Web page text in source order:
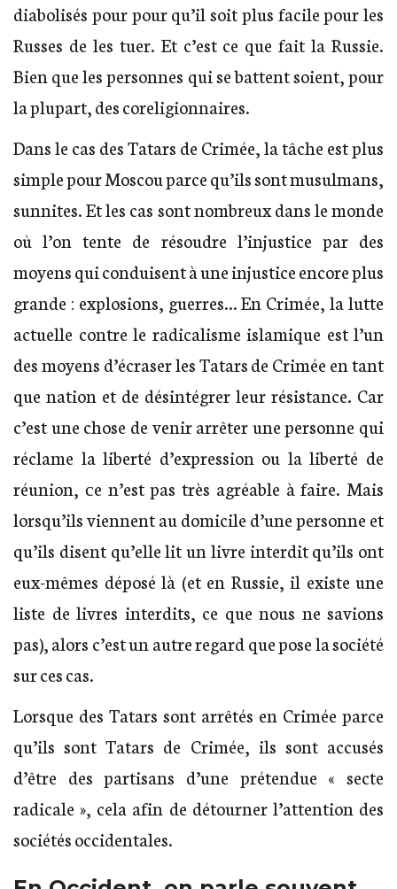
diabolisés pour pour qu’il soit plus facile pour les
Russes de les tuer. Et c’est ce que fait la Russie.
Bien que les personnes qui se battent soient, pour
la plupart, des coreligionnaires.
Dans le cas des Tatars de Crimée, la tâche est plus
simple pour Moscou parce qu’ils sont musulmans,
sunnites. Et les cas sont nombreux dans le monde
où l’on tente de résoudre l’injustice par des
moyens qui conduisent à une injustice encore plus
grande : explosions, guerres… En Crimée, la lutte
actuelle contre le radicalisme islamique est l’un
des moyens d’écraser les Tatars de Crimée en tant
que nation et de désintégrer leur résistance. Car
c’est une chose de venir arrêter une personne qui
réclame la liberté d’expression ou la liberté de
réunion, сe n’est pas très agréable à faire. Mais
lorsqu’ils viennent au domicile d’une personne et
qu’ils disent qu’elle lit un livre interdit qu’ils ont
eux-mêmes déposé là (et en Russie, il existe une
liste de livres interdits, ce que nous ne savions
pas), alors c’est un autre regard que pose la société
sur ces cas.
Lorsque des Tatars sont arrêtés en Crimée parce
qu’ils sont Tatars de Crimée, ils sont accusés
d’être des partisans d’une prétendue « secte
radicale », cela afin de détourner l’attention des
sociétés occidentales.